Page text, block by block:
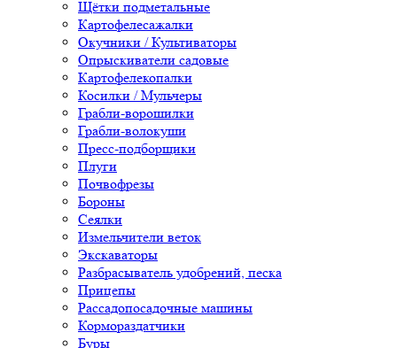
Щётки подметальные
Картофелесажалки
Окучники / Культиваторы
Опрыскиватели садовые
Картофелекопалки
Косилки / Мульчеры
Грабли-ворошилки
Грабли-волокуши
Пресс-подборщики
Плуги
Почвофрезы
Бороны
Сеялки
Измельчители веток
Экскаваторы
Разбрасыватель удобрений, песка
Прицепы
Рассадопосадочные машины
Кормораздатчики
Буры